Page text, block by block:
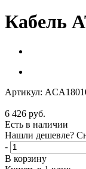
Кабель
Артикул:
6 426 руб.
Есть в наличии
Нашли дешевле?
-
В корзину